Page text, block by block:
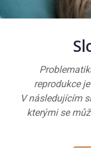
reprodukce
V následujícím
kterými se